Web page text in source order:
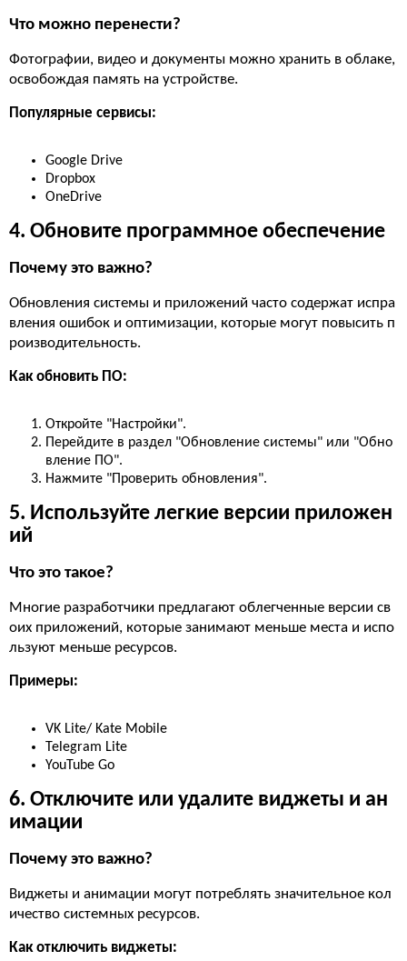
Что можно перенести?
Фотографии, видео и документы можно хранить в облаке,
освобождая память на устройстве.
Популярные сервисы:
Google Drive
Dropbox
OneDrive
4. Обновите программное обеспечение
Почему это важно?
Обновления системы и приложений часто содержат испра
вления ошибок и оптимизации, которые могут повысить п
роизводительность.
Как обновить ПО:
Откройте "Настройки".
Перейдите в раздел "Обновление системы" или "Обно
вление ПО".
Нажмите "Проверить обновления".
5. Используйте легкие версии приложен
ий
Что это такое?
Многие разработчики предлагают облегченные версии св
оих приложений, которые занимают меньше места и испо
льзуют меньше ресурсов.
Примеры:
VK Lite/ Kate Mobile
Telegram Lite
YouTube Go
6. Отключите или удалите виджеты и ан
имации
Почему это важно?
Виджеты и анимации могут потреблять значительное кол
ичество системных ресурсов.
Как отключить виджеты: